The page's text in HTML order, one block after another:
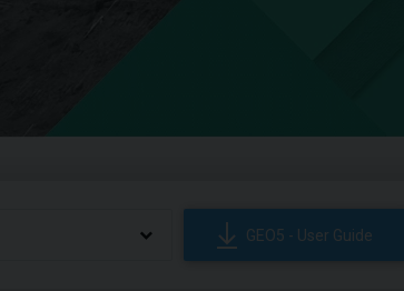
GEO5 - User Guide